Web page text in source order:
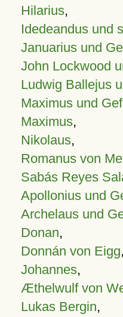
Hilarius,
Idedeandus und
Januarius und
John Lockwood
Ludwig Ballejus
Maximus und
Maximus,
Nikolaus,
Romanus von
Sabás Reyes
Apollonius und
Archelaus und
Donan,
Donnán von Eigg,
Johannes,
Æthelwulf von
Lukas Bergin,